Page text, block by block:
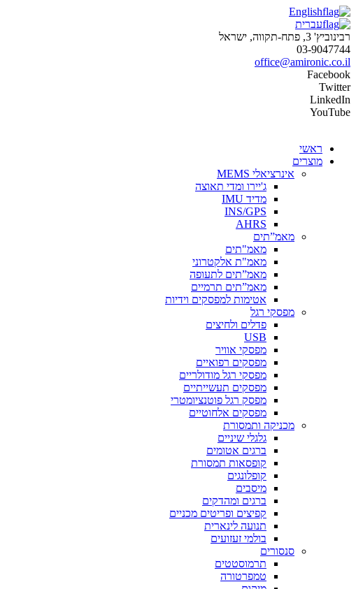
English
עברית
רבינוביץ' 3, פתח-תקווה, ישראל
03-9047744
office@amironic.co.il
Facebook
Twitter
LinkedIn
YouTube
ראשי
מוצרים
אינרציאלי MEMS
ג'יירו ומדי תאוצה
מדיד IMU
INS/GPS
AHRS
מאמ”תים
מאמ"תים
מאמ"ת אלקטרוני
מאמ”תים לתעופה
מאמ”תים תרמיים
אטימות למפסקים וידיות
מפסקי רגל
פדלים ולחיצים
USB
מפסקי אוויר
מפסקים רפואיים
מפסקי רגל מודולריים
מפסקים תעשייתיים
מפסק רגל פוטנציומטרי
מפסקים אלחוטיים
מכניקה ותמסורת
גלגלי שיניים
ברגים אטומים
קופסאות תמסורת
קופלונגים
מיסבים
ברגים ומהדקים
קפיצים ופריטים מכניים
תנועה לינארית
בולמי זעזועים
סנסורים
תרמוסטטים
טמפרטורה